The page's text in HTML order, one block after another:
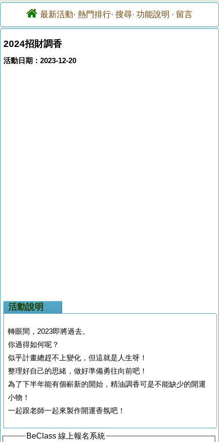
最新活動· 熱門排行· 搜尋· 功能說明 · 留言
2024招財調香
活動日期：2023-12-20
活動說明
轉眼間，2023即將過去。
你過得如何呢？
似乎計畫總趕不上變化，但這就是人生呀！
整理好自己的思緒，做好準備勇往向前吧！
為了下半年能有個嶄新的開始，精油調香可是不能缺少的開運
小物！
一起跟老師一起來製作開運香氛吧！
BeClass 線上報名系統